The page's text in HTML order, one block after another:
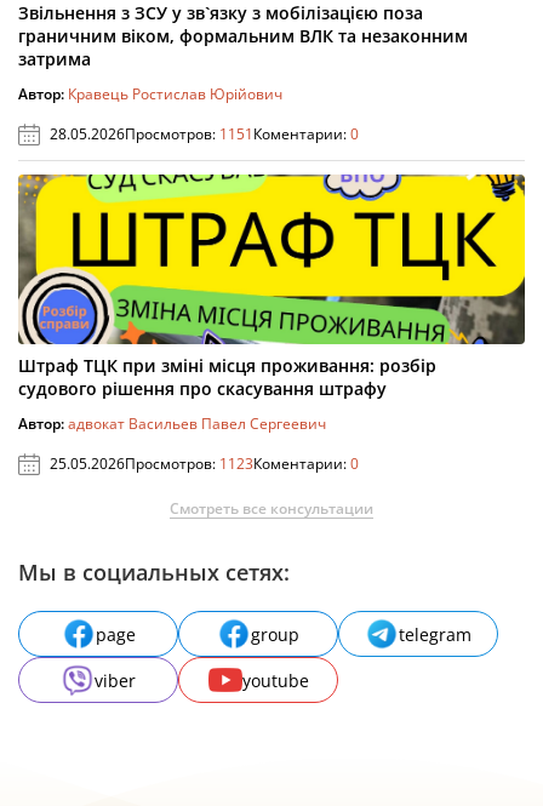
Звільнення з ЗСУ у зв`язку з мобілізацією поза
граничним віком, формальним ВЛК та незаконним
затрима
Автор: Кравець Ростислав Юрійович
28.05.2026Просмотров: 1151Коментарии:0
Штраф ТЦК при зміні місця проживання: розбір
судового рішення про скасування штрафу
Автор:адвокат Васильев Павел Сергеевич
25.05.2026Просмотров: 1123Коментарии:0
Смотреть все консультации
Мы в социальных сетях:
page group
telegram
viber
youtube